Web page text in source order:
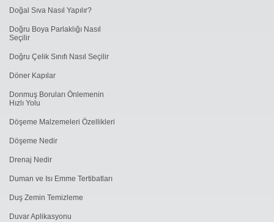
Doğal Sıva Nasıl Yapılır?
Doğru Boya Parlaklığı Nasıl
Seçilir
Doğru Çelik Sınıfı Nasıl Seçilir
Döner Kapılar
Donmuş Boruları Önlemenin
Hızlı Yolu
Döşeme Malzemeleri Özellikleri
Döşeme Nedir
Drenaj Nedir
Duman ve Isı Emme Tertibatları
Duş Zemin Temizleme
Duvar Aplikasyonu